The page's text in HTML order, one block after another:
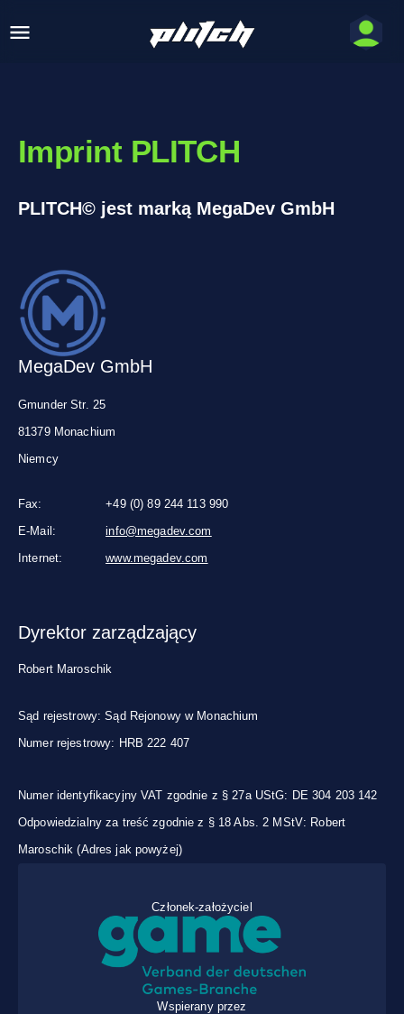
Imprint PLITCH
PLITCH© jest marką MegaDev GmbH
MegaDev GmbH
Gmunder Str. 25
81379 Monachium
Niemcy
Fax:
E-Mail:
Internet:
+49 (0) 89 244 113 990
info@megadev.com
www.megadev.com
Dyrektor zarządzający
Robert Maroschik
Sąd rejestrowy: Sąd Rejonowy w Monachium
Numer rejestrowy: HRB 222 407
Numer identyfikacyjny VAT zgodnie z § 27a UStG: DE 304 203 142
Odpowiedzialny za treść zgodnie z § 18 Abs. 2 MStV: Robert
Maroschik (Adres jak powyżej)
Członek-założyciel
Wspierany przez